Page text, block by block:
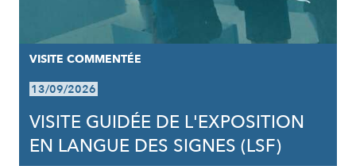
VISITE COMMENTÉE
13/09/2026
VISITE GUIDÉE DE L'EXPOSITION
EN LANGUE DES SIGNES (LSF)